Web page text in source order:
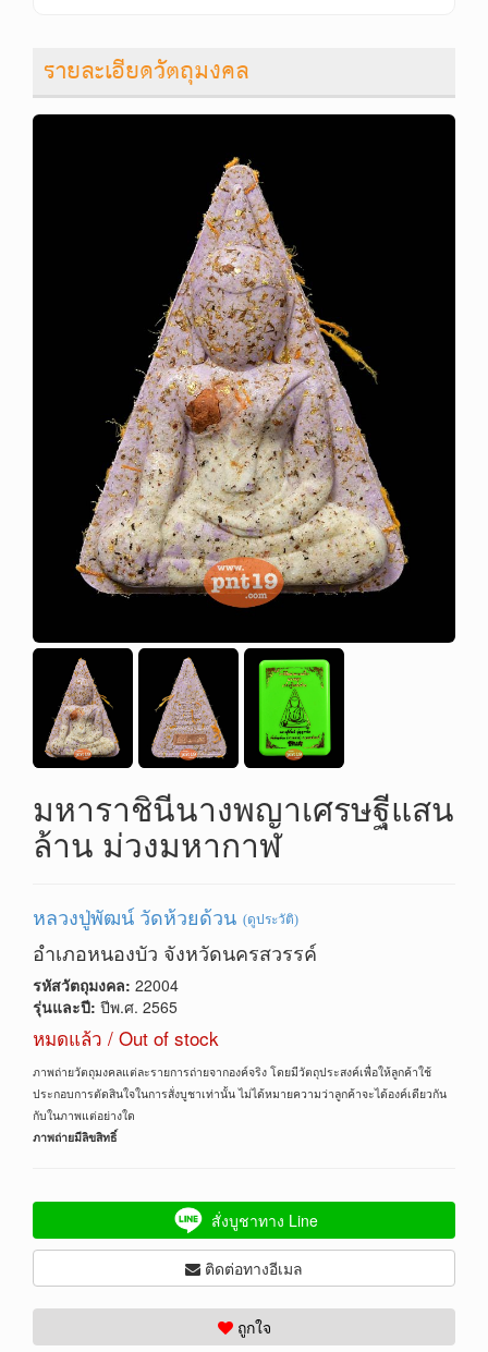
รายละเอียดวัตถุมงคล
มหาราชินีนางพญาเศรษฐีแสน
ล้าน ม่วงมหากาฬ
หลวงปู่พัฒน์ วัดห้วยด้วน (ดูประวัติ)
อำเภอหนองบัว จังหวัดนครสวรรค์
รหัสวัตถุมงคล: 22004
รุ่นและปี: ปีพ.ศ. 2565
หมดแล้ว / Out of stock
ภาพถ่ายวัตถุมงคลแต่ละรายการถ่ายจากองค์จริง โดยมีวัตถุประสงค์เพื่อให้ลูกค้าใช้
ประกอบการตัดสินใจในการสั่งบูชาเท่านั้น ไม่ได้หมายความว่าลูกค้าจะได้องค์เดียวกัน
กับในภาพแต่อย่างใด
ภาพถ่ายมีลิขสิทธิ์
สั่งบูชาทาง Line
ติดต่อทางอีเมล
ถูกใจ